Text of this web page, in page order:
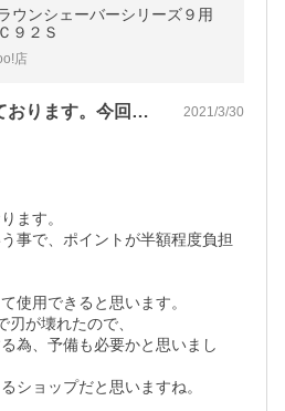
ウンシェーバーシリーズ９用
９２Ｓ
店
いつもお世話になっております。今回、Ｐ… 2021/3/30
ます。
事で、ポイントが半額程度負担
使用できると思います。
が壊れたので、
為、予備も必要かと思いまし
ショップだと思いますね。